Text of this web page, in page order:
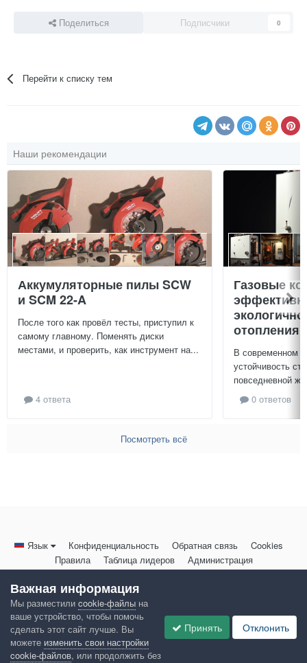
Поделиться Подписчики 0
Перейти к списку тем
Наши рекомендации
Аккумуляторные пилы SCW
и SCM 22-A
После того как провёл тесты, приступил к
самому главному. Поменять диски
местами, и проверить, как инструмент на...
4 ответа
Газовые
отопления
В современном
устойчивость
повседневной
0 ответов
Посмотреть всё
Язык Конфиденциальность Обратная связь
Cookies
Правила
Таблица лидеров Администрация
Powered by Invision Community
Важная информация
Мы разместили cookie-файлы на
ваше устройство, чтобы помочь
сделать этот сайт лучше. Вы
можете изменить свои настройки
cookie-файлов, или продолжить без
Принять Отклонить